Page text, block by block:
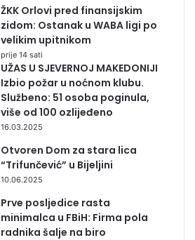
ŽKK Orlovi pred finansijskim
zidom: Ostanak u WABA ligi po
velikim upitnikom
prije 14 sati
UŽAS U SJEVERNOJ MAKEDONIJI
Izbio požar u noćnom klubu.
Službeno: 51 osoba poginula,
više od 100 ozlijeđeno
16.03.2025
Otvoren Dom za stara lica
“Trifunčević” u Bijeljini
10.06.2025
Prve posljedice rasta
minimalca u FBiH: Firma pola
radnika šalje na biro